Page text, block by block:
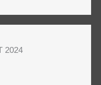
2024